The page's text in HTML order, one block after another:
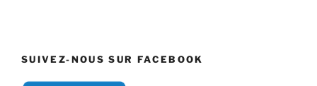
SUIVEZ-NOUS SUR FACEBOOK